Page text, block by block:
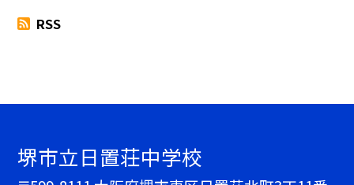
RSS
堺市立日置荘中学校